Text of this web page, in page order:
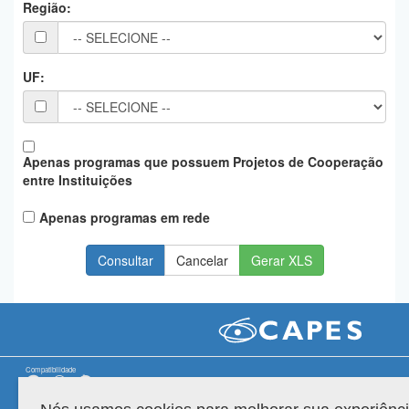
PlanaltoRegião:
UF:
Apenas programas que possuem Projetos de Cooperação
entre Instituições
Apenas programas em rede
Gerar XLS
Compatibilidade
Versão do sistema: 3.88.9 Copyright 2022 Capes. Todos os direitos reservados.